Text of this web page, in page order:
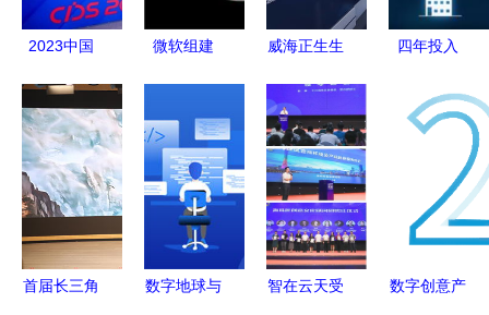
意软件的市
2023中国
软件服务创
新大赛 软
件创新赢未
来——数字
文化创意软
件的崛起与
微软组建
深耕数字文
化创意与AI
孵化新生态
威海正生生
数字文化创
意软件赋能
生命科技新
呈现
四年投入
微软的 iot
怎么样了
首届长三角
数字地球与
智在云天受
数字创意产